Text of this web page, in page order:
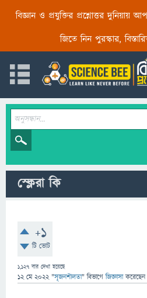
বিজ্ঞান ও প্রযুক্তির প্রশ্নোত্তর দুনিয়ায়
জিতে নিন পুরস্কার,
স্ক্লেরা কি
+1
টি ভোট
1,127 বার দেখা হয়েছে
12 মে 2022 "সৃজনশীলতা" বিভাগে জিজ্ঞাসাকরেছেন